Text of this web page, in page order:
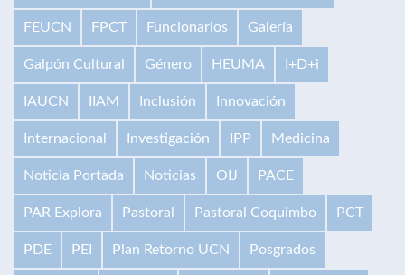
FEUCN FPCT Funcionarios Galería
Galpón Cultural Género HEUMA I+D+i
IAUCN IIAM Inclusión Innovación
Internacional Investigación IPP Medicina
Noticia Portada Noticias OIJ PACE
PAR Explora Pastoral Pastoral Coquimbo PCT
PDE PEI Plan Retorno UCN Posgrados